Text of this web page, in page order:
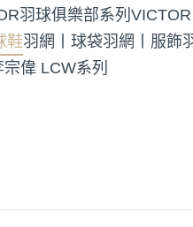
羽球俱樂部系列
鞋羽網丨球袋羽網丨服飾
宗偉 LCW系列